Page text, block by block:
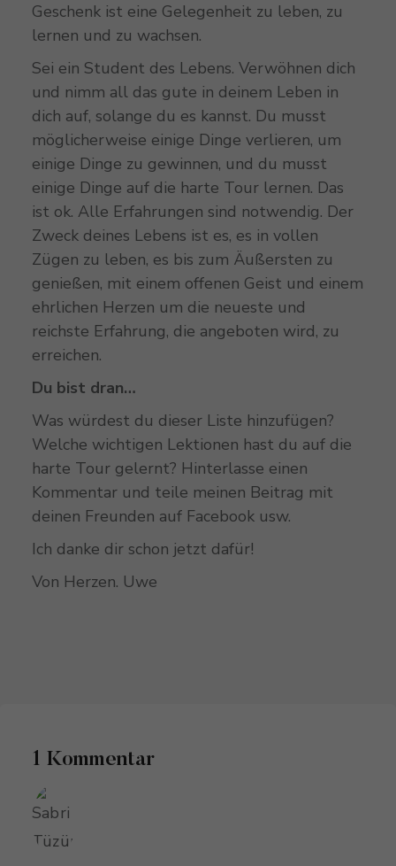
Geschenk ist eine Gelegenheit zu leben, zu
lernen und zu wachsen.
Sei ein Student des Lebens. Verwöhnen dich
und nimm all das gute in deinem Leben in
dich auf, solange du es kannst. Du musst
möglicherweise einige Dinge verlieren, um
einige Dinge zu gewinnen, und du musst
einige Dinge auf die harte Tour lernen. Das
ist ok. Alle Erfahrungen sind notwendig. Der
Zweck deines Lebens ist es, es in vollen
Zügen zu leben, es bis zum Äußersten zu
genießen, mit einem offenen Geist und einem
ehrlichen Herzen um die neueste und
reichste Erfahrung, die angeboten wird, zu
erreichen.
Du bist dran…
Was würdest du dieser Liste hinzufügen?
Welche wichtigen Lektionen hast du auf die
harte Tour gelernt? Hinterlasse einen
Kommentar und teile meinen Beitrag mit
deinen Freunden auf Facebook usw.
Ich danke dir schon jetzt dafür!
Von Herzen. Uwe
1 Kommentar